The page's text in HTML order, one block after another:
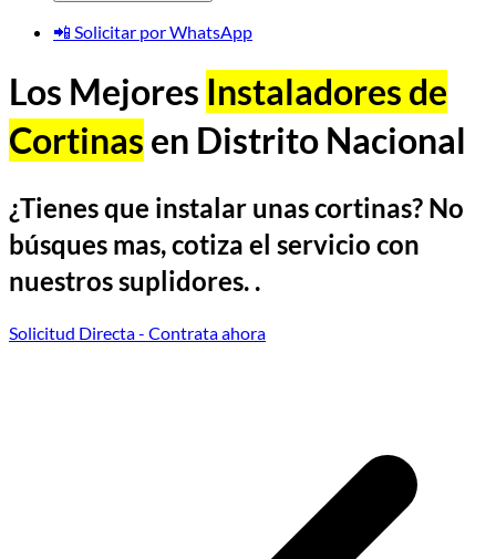
📲 Solicitar por WhatsApp
Los Mejores Instaladores de
Cortinas en Distrito Nacional
¿Tienes que instalar unas cortinas? No
búsques mas, cotiza el servicio con
nuestros suplidores. .
Solicitud Directa- Contrata ahora